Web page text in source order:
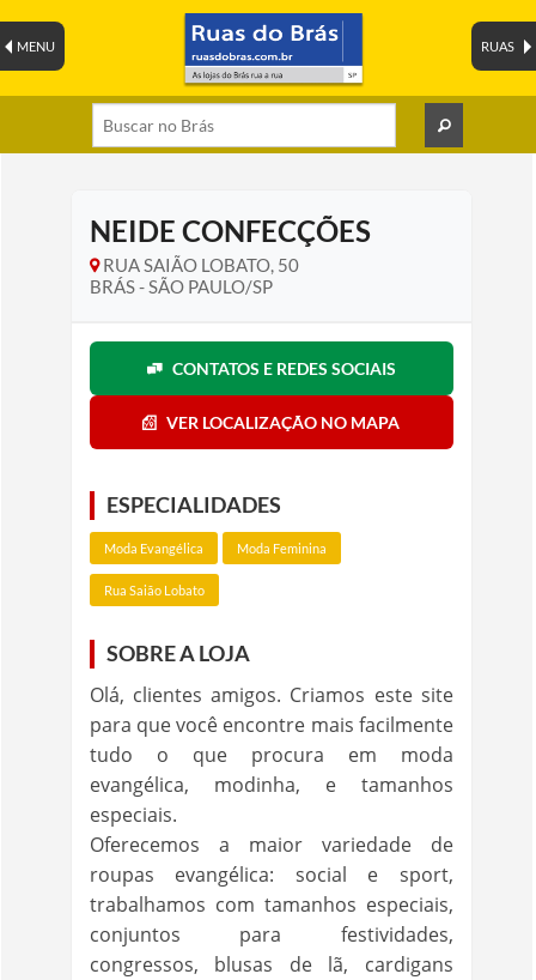
RUAS
MENU
NEIDE CONFECÇÕES
RUA SAIÃO LOBATO, 50
BRÁS - SÃO PAULO/SP
CONTATOS E REDES SOCIAIS
VER LOCALIZAÇÃO NO MAPA
ESPECIALIDADES
Moda Evangélica Moda Feminina
Rua Saião Lobato
SOBRE A LOJA
Olá, clientes amigos. Criamos este site
para que você encontre mais facilmente
tudo o que procura em moda
evangélica, modinha, e tamanhos
especiais.
Oferecemos a maior variedade de
roupas evangélica: social e sport,
trabalhamos com tamanhos especiais,
conjuntos para festividades,
congressos, blusas de lã, cardigans